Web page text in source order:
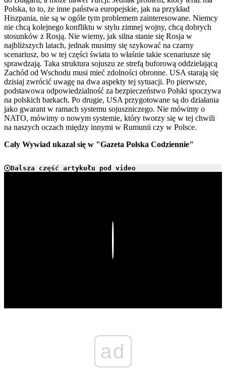
Polska, to to, że inne państwa europejskie, jak na przykład
Hiszpania, nie są w ogóle tym problemem zainteresowane. Niemcy
nie chcą kolejnego konfliktu w stylu zimnej wojny, chcą dobrych
stosunków z Rosją. Nie wiemy, jak silna stanie się Rosja w
najbliższych latach, jednak musimy się szykować na czarny
scenariusz, bo w tej części świata to właśnie takie scenariusze się
sprawdzają. Taka struktura sojuszu ze strefą buforową oddzielającą
Zachód od Wschodu musi mieć zdolności obronne. USA starają się
dzisiaj zwrócić uwagę na dwa aspekty tej sytuacji. Po pierwsze,
podstawowa odpowiedzialność za bezpieczeństwo Polski spoczywa
na polskich barkach. Po drugie, USA przygotowane są do działania
jako gwarant w ramach systemu sojuszniczego. Nie mówimy o
NATO, mówimy o nowym systemie, który tworzy się w tej chwili
na naszych oczach między innymi w Rumunii czy w Polsce.
Cały Wywiad ukazał się w "Gazeta Polska Codziennie"
Dalsza część artykułu pod video
ad